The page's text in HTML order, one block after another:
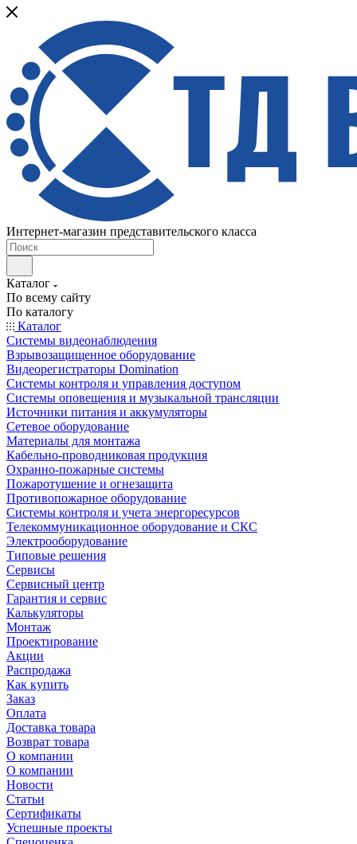
Интернет-магазин представительского класса
Каталог
По всему сайту
По каталогу
Каталог
Системы видеонаблюдения
Взрывозащищенное оборудование
Видеорегистраторы Domination
Системы контроля и управления доступом
Системы оповещения и музыкальной трансляции
Источники питания и аккумуляторы
Сетевое оборудование
Материалы для монтажа
Кабельно-проводниковая продукция
Охранно-пожарные системы
Пожаротушение и огнезащита
Противопожарное оборудование
Системы контроля и учета энергоресурсов
Телекоммуникационное оборудование и СКС
Электрооборудование
Типовые решения
Сервисы
Сервисный центр
Гарантия и сервис
Калькуляторы
Монтаж
Проектирование
Акции
Распродажа
Как купить
Заказ
Оплата
Доставка товара
Возврат товара
О компании
О компании
Новости
Статьи
Сертификаты
Успешные проекты